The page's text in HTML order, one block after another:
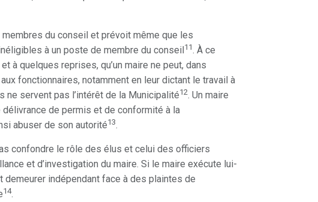
du conseil et prévoit même que les
à un poste de membre du conseil 11. À ce
à quelques reprises, qu’un maire ne peut, dans
fonctionnaires, notamment en leur dictant le travail à
servent pas l’intérêt de la Municipalité12. Un maire
de permis et de conformité à la
abuser de son autorité13.
confondre le rôle des élus et celui des officiers
et d’investigation du maire. Si le maire exécute lui-
indépendant face à des plaintes de
14.